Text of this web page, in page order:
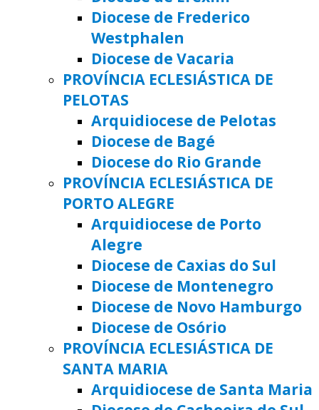
Diocese de Frederico
Westphalen
Diocese de Vacaria
PROVÍNCIA ECLESIÁSTICA DE
PELOTAS
Arquidiocese de Pelotas
Diocese de Bagé
Diocese do Rio Grande
PROVÍNCIA ECLESIÁSTICA DE
PORTO ALEGRE
Arquidiocese de Porto
Alegre
Diocese de Caxias do Sul
Diocese de Montenegro
Diocese de Novo Hamburgo
Diocese de Osório
PROVÍNCIA ECLESIÁSTICA DE
SANTA MARIA
Arquidiocese de Santa Maria